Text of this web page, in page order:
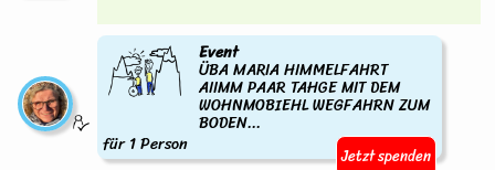
Event
ÜBA MARIA HIMMELFAHRT
AIIMM PAAR TAHGE MIT DEM
WOHNMOBIEHL WEGFAHRN ZUM
BODEN...
für 1 Person Jetzt spenden